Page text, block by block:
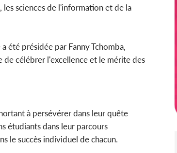
sciences de l'information et de la
été présidée par Fanny Tchomba,
de célébrer l'excellence et le mérite des
à persévérer dans leur quête
étudiants dans leur parcours
le succès individuel de chacun.